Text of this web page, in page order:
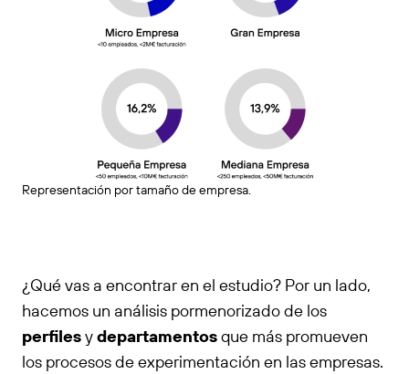
Representación por tamaño de empresa.
¿Qué vas a encontrar en el estudio? Por un lado,
hacemos un análisis pormenorizado de los
perfilesydepartamentosque más promueven
los procesos de experimentación en las empresas.